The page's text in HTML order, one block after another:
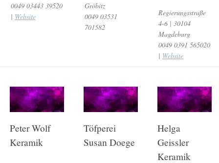
0049 03443 39520
| Website
Gröbitz
0049 03531
701582
Regierungsstraße
4-6 | 30104
Magdeburg
0049 0391 565020
| Website
Peter Wolf
Keramik
Töfperei
Susan Doege
Helga
Geissler
Keramik